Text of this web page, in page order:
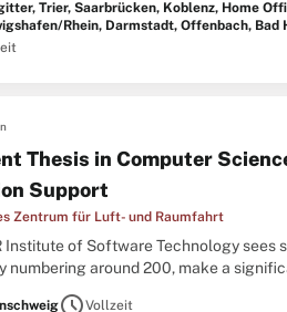
Trier, Saarbrücken, Koblenz, Home
Rhein, Darmstadt, Offenbach, Bad
Thesis in Computer
Support
Zentrum für Luft- und Raumfahrt
Institute of Software Technology
numbering around 200, make a
scheduleVollzeit